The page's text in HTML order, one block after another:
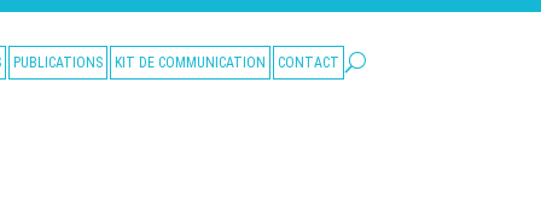
PUBLICATIONS KIT DE COMMUNICATION CONTACT